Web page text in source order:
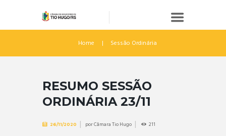
Home Sessão Ordinária
RESUMO SESSÃO
ORDINÁRIA 23/11
26/11/2020 porCâmara Tio Hugo 211